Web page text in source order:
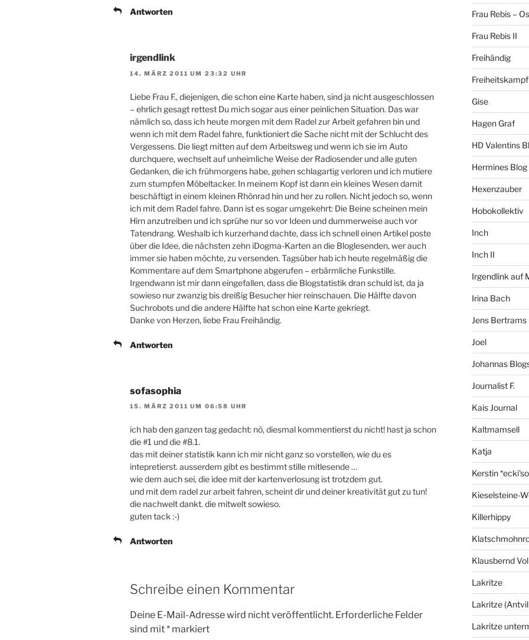
Antworten
irgendlink
14. MÄRZ 2011 UM 23:32 UHR
Liebe Frau F., diejenigen, die schon eine Karte haben, sind ja nicht ausgeschlossen
– ehrlich gesagt rettest Du mich sogar aus einer peinlichen Situation. Das war
nämlich so, dass ich heute morgen mit dem Radel zur Arbeit gefahren bin und
wenn ich mit dem Radel fahre, funktioniert die Sache nicht mit der Schlucht des
Vergessens. Die liegt mitten auf dem Arbeitsweg und wenn ich sie im Auto
durchquere, wechselt auf unheimliche Weise der Radiosender und alle guten
Gedanken, die ich frühmorgens habe, gehen schlagartig verloren und ich mutiere
zum stumpfen Möbeltacker. In meinem Kopf ist dann ein kleines Wesen damit
beschäftigt in einem kleinen Rhönrad hin und her zu rollen. Nicht jedoch so, wenn
ich mit dem Radel fahre. Dann ist es sogar umgekehrt: Die Beine scheinen mein
Hirn anzutreiben und ich sprühe nur so vor Ideen und dummerweise auch vor
Tatendrang. Weshalb ich kurzerhand dachte, dass ich schnell einen Artikel poste
über die Idee, die nächsten zehn iDogma-Karten an die Bloglesenden, wer auch
immer sie haben möchte, zu versenden. Tagsüber hab ich heute regelmäßig die
Kommentare auf dem Smartphone abgerufen – erbärmliche Funkstille.
Irgendwann ist mir dann eingefallen, dass die Blogstatistik dran schuld ist, da ja
sowieso nur zwanzig bis dreißig Besucher hier reinschauen. Die Hälfte davon
Suchrobots und die andere Hälfte hat schon eine Karte gekriegt.
Danke von Herzen, liebe Frau Freihändig.
Antworten
sofasophia
15. MÄRZ 2011 UM 06:58 UHR
ich hab den ganzen tag gedacht: nö, diesmal kommentierst du nicht! hast ja schon
die #1 und die #8.1.
das mit deiner statistik kann ich mir nicht ganz so vorstellen, wie du es
intepretierst. ausserdem gibt es bestimmt stille mitlesende …
wie dem auch sei, die idee mit der kartenverlosung ist trotzdem gut.
und mit dem radel zur arbeit fahren, scheint dir und deiner kreativität gut zu tun!
die nachwelt dankt. die mitwelt sowieso.
guten tack :-)
Antworten
Schreibe einen Kommentar
Deine E-Mail-Adresse wird nicht veröffentlicht. Erforderliche Felder
sind mit* markiert
Frau Rebis –
Frau Rebis II
Freihändig
Freiheitskampf
Gise
Hagen Graf
HD Valentins
Hermines Blog
Hexenzauber
Hobokollektiv
Inch
Inch II
Irgendlink auf
Irina Bach
Jens Bertrams
Joel
Johannas
Journalist F.
Kais Journal
Kaltmamsell
Katja
Kerstin
Kieselsteine-
Killerhippy
Klausbernd
Lakritze
Lakritze
Lakritze